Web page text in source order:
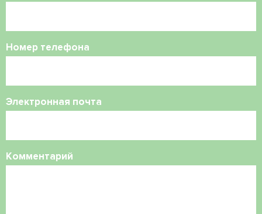
Номер телефона
Электронная почта
Комментарий